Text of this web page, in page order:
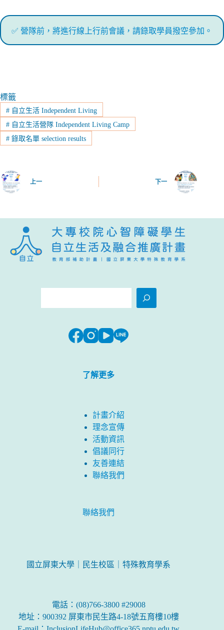
✅ 營隊前，將進行線上行前會議，請錄取學員撥空參加。
標籤
#自立生活 Independent Living
#自立生活營隊 Independent Living Camp
#錄取名單 selection results
上一 下一
了解更多
計畫介紹
理念宣傳
活動資訊
倡議同行
友善連結
聯絡我們
聯絡我們
國立屏東大學｜民生校區｜特殊教育學系
電話：(08)766-3800 #29008
地址：900392 屏東市民生路4-18號五育樓10樓